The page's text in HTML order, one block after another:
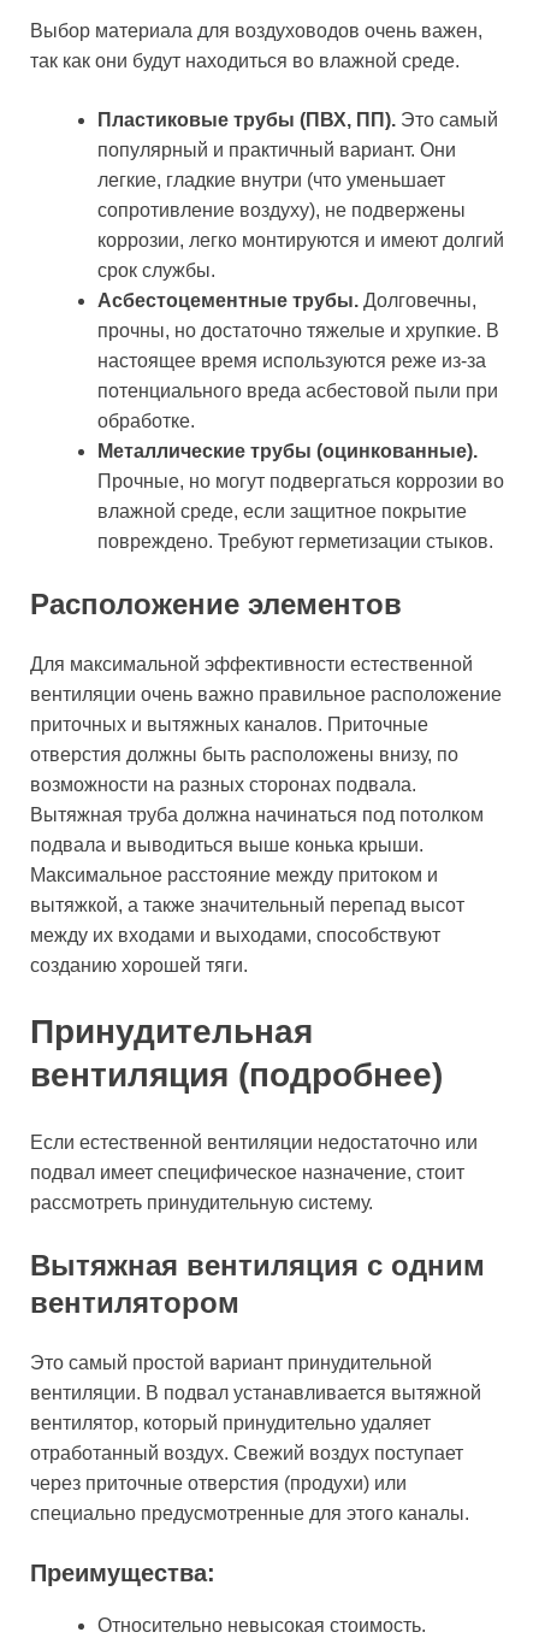
Выбор материала для воздуховодов очень важен,
так как они будут находиться во влажной среде.
Пластиковые трубы (ПВХ, ПП). Это самый
популярный и практичный вариант. Они
легкие, гладкие внутри (что уменьшает
сопротивление воздуху), не подвержены
коррозии, легко монтируются и имеют долгий
срок службы.
Асбестоцементные трубы. Долговечны,
прочны, но достаточно тяжелые и хрупкие. В
настоящее время используются реже из-за
потенциального вреда асбестовой пыли при
обработке.
Металлические трубы (оцинкованные).
Прочные, но могут подвергаться коррозии во
влажной среде, если защитное покрытие
повреждено. Требуют герметизации стыков.
Расположение элементов
Для максимальной эффективности естественной
вентиляции очень важно правильное расположение
приточных и вытяжных каналов. Приточные
отверстия должны быть расположены внизу, по
возможности на разных сторонах подвала.
Вытяжная труба должна начинаться под потолком
подвала и выводиться выше конька крыши.
Максимальное расстояние между притоком и
вытяжкой, а также значительный перепад высот
между их входами и выходами, способствуют
созданию хорошей тяги.
Принудительная
вентиляция (подробнее)
Если естественной вентиляции недостаточно или
подвал имеет специфическое назначение, стоит
рассмотреть принудительную систему.
Вытяжная вентиляция с одним
вентилятором
Это самый простой вариант принудительной
вентиляции. В подвал устанавливается вытяжной
вентилятор, который принудительно удаляет
отработанный воздух. Свежий воздух поступает
через приточные отверстия (продухи) или
специально предусмотренные для этого каналы.
Преимущества:
Относительно невысокая стоимость.